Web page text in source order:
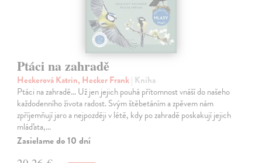
Ptáci na zahradě
Heckerová Katrin, Hecker Frank| Kniha
Ptáci na zahradě… Už jen jejich pouhá přítomnost vnáší do našeho
každodenního života radost. Svým štěbetáním a zpěvem nám
zpříjemňují jaro a nejpozději v létě, kdy po zahradě poskakují jejich
mláďata,…
Zasielame do 10 dní